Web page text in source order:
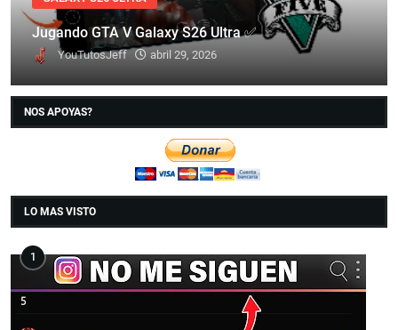
Jugando GTA V Galaxy S26 Ultra ✅
YouTutosJeff abril 29, 2026
NOS APOYAS?
LO MAS VISTO